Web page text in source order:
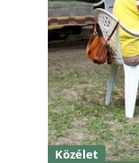
Közélet